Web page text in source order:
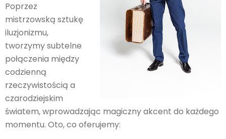
Poprzez
mistrzowską sztukę
iluzjonizmu,
tworzymy subtelne
połączenia między
codzienną
rzeczywistością a
czarodziejskim
światem, wprowadzając magiczny akcent do każdego
momentu. Oto, co oferujemy: